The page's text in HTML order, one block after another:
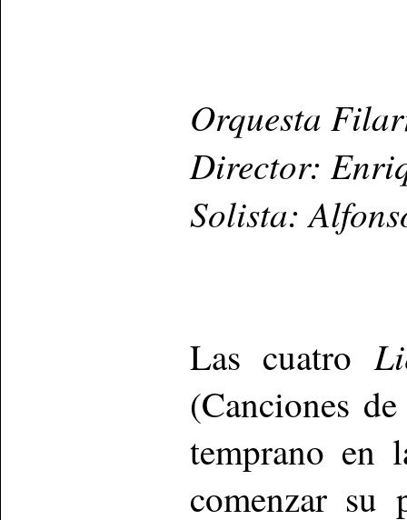
Orquesta
Director:
Solista:
Las cuatro
(Canciones
temprano en
comenzar su